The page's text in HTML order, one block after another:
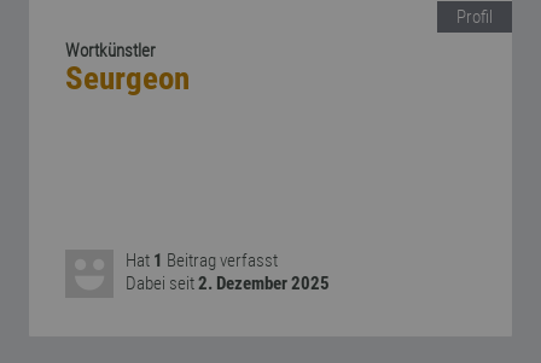
Profil
Wortkünstler
Seurgeon
Hat 1 Beitrag verfasst
Dabei seit2. Dezember 2025